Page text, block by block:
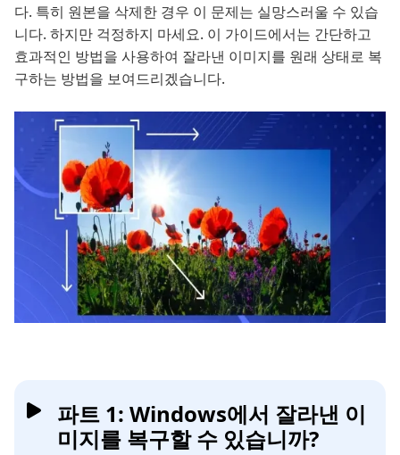
다. 특히 원본을 삭제한 경우 이 문제는 실망스러울 수 있습
니다. 하지만 걱정하지 마세요. 이 가이드에서는 간단하고
효과적인 방법을 사용하여 잘라낸 이미지를 원래 상태로 복
구하는 방법을 보여드리겠습니다.
파트 1: Windows에서 잘라낸 이
미지를 복구할 수 있습니까?